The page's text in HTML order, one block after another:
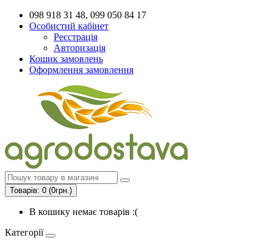
098 918 31 48, 099 050 84 17
Особистий кабінет
Реєстрація
Авторизація
Кошик замовлень
Оформлення замовлення
Товарів: 0 (0грн.)
В кошику немає товарів :(
Категорії